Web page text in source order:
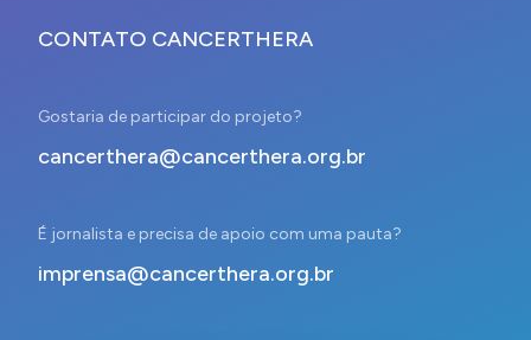
CONTATO CANCERTHERA
Gostaria de participar do projeto?
cancerthera@cancerthera.org.br
É jornalista e precisa de apoio com uma pauta?
imprensa@cancerthera.org.br